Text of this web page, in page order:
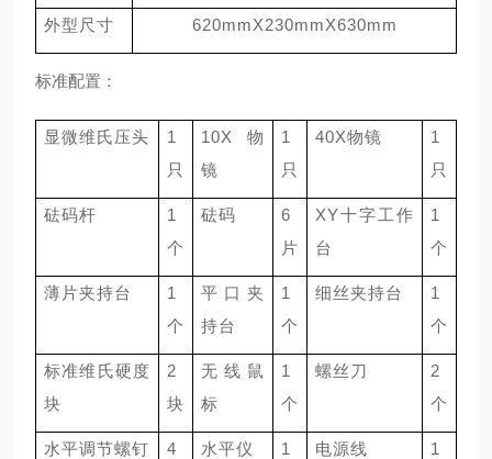
外型尺寸 620mmX230mmX630mm
标准配置：
显微维氏压头
1
只
10X
物
镜
1
只
40X物镜
1
只
砝码杆
1
个
砝码
6
片
XY十字工作
台
1
个
薄片夹持台
1
个
平口夹
持台
1
个
细丝夹持台
1
个
标准维氏硬度
块
2
块
无线鼠
标
1
个
螺丝刀
2
个
水平调节螺钉
4
水平仪
1
电源线
1